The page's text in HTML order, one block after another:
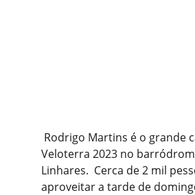
Veloterra 2023 no
Linhares.  Cerca de 2 mil
aproveitar a tarde de